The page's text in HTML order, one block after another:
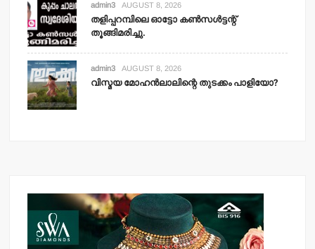
admin3 AUGUST 8, 2026
തളിപ്പറമ്പിലെ ഓട്ടോ കണ്‍സള്‍ട്ടന്റ്
തൂങ്ങിമരിച്ചു.
admin3 AUGUST 8, 2026
വിസ്മയ മോഹന്‍ലാലിന്റെ തുടക്കം പാളിയോ?